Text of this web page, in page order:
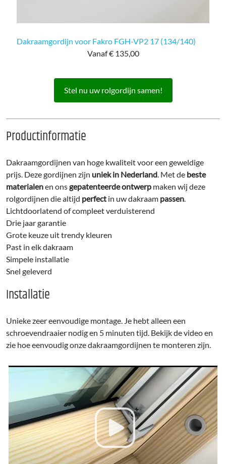
Dakraamgordijn voor Fakro FGH-VP2 17 (134/140)
Vanaf € 135,00
Stel nu uw rolgordijn samen!
Productinformatie
Dakraamgordijnen van hoge kwaliteit voor een geweldige
prijs. Deze gordijnen zijn uniek in Nederland. Met de beste
materialenen onsgepatenteerde ontwerp maken wij deze
rolgordijnen die altijd perfect in uw dakraam passen.
Lichtdoorlatend of compleet verduisterend
Drie jaar garantie
Grote keuze uit trendy kleuren
Past in elk dakraam
Simpele installatie
Snel geleverd
Installatie
Unieke zeer eenvoudige montage. Je hebt alleen een
schroevendraaier nodig en 5 minuten tijd. Bekijk de video en
zie hoe eenvoudig onze dakraamgordijnen te monteren zijn.